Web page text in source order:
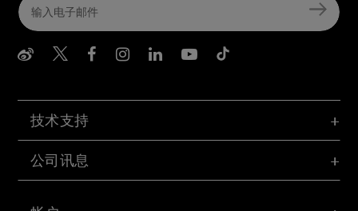
技术支持
公司讯息
Belkin Weibo
Belkin Twitter
Belkin Facebook
Belkin Instagram
Belkin LInkedIn
Belkin Youtube
Belkin